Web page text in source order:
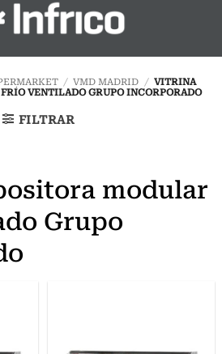
/ VMD MADRID / VITRINA
VENTILADO GRUPO INCORPORADO
FILTRAR
modular
Grupo